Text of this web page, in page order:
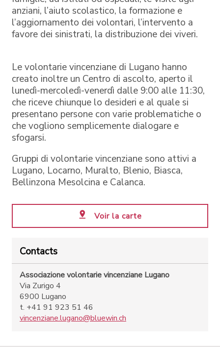
anziani, l’aiuto scolastico, la formazione e
l’aggiornamento dei volontari, l’intervento a
favore dei sinistrati, la distribuzione dei viveri.
Le volontarie vincenziane di Lugano hanno
creato inoltre un Centro di ascolto, aperto il
lunedì-mercoledì-venerdì dalle 9:00 alle 11:30,
che riceve chiunque lo desideri e al quale si
presentano persone con varie problematiche o
che vogliono semplicemente dialogare e
sfogarsi.
Gruppi di volontarie vincenziane sono attivi a
Lugano, Locarno, Muralto, Blenio, Biasca,
Bellinzona Mesolcina e Calanca.
Voir la carte
Contacts
Associazione volontarie vincenziane Lugano
Via Zurigo 4
6900 Lugano
t. +41 91 923 51 46
vincenziane.lugano@bluewin.ch